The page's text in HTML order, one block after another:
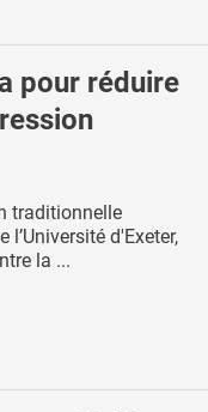
pour réduire
traditionnelle
d'Exeter,
la ...